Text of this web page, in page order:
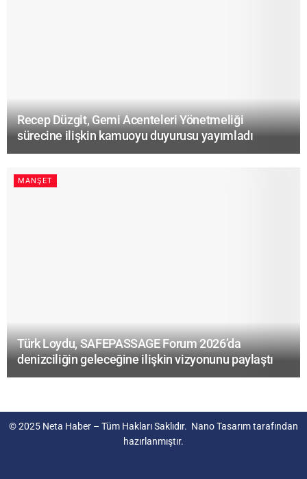
Recep Düzgit, Gemi Acenteleri Yönetmeliği
sürecine ilişkin kamuoyu duyurusu yayımladı
MANŞET
Türk Loydu, SAFEPASSAGE Forum 2026’da
denizciliğin geleceğine ilişkin vizyonunu paylaştı
© 2025 Neta Haber – Tüm Hakları Saklıdır. Nano Tasarımtarafından
hazırlanmıştır.